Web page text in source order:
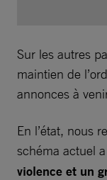
Sur les autres
maintien de
annonces à
En l’état, nous
schéma actuel
violence et un